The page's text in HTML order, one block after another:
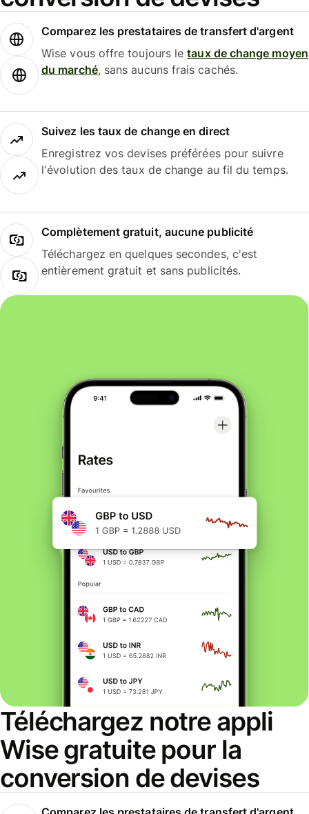
Comparez les prestataires de transfert d'argent
Wise vous offre toujours letaux de change moyen
du marché, sans aucuns frais cachés.
Suivez les taux de change en direct
Enregistrez vos devises préférées pour suivre
l'évolution des taux de change au fil du temps.
Complètement gratuit, aucune publicité
Téléchargez en quelques secondes, c'est
entièrement gratuit et sans publicités.
Téléchargez notre appli
Wise gratuite pour la
conversion de devises